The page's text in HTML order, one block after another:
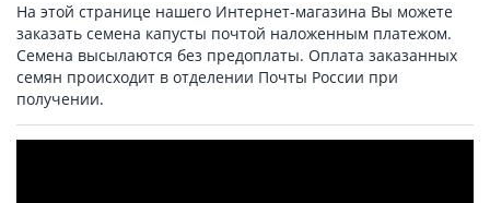
На этой странице нашего Интернет-магазина Вы можете
заказать семена капусты почтой наложенным платежом.
Семена высылаются без предоплаты. Оплата заказанных
семян происходит в отделении Почты России при
получении.